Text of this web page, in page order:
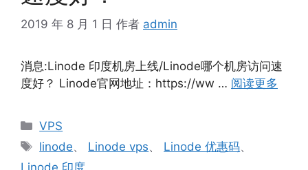
2019 年 8 月 1 日 作者 admin
消息:Linode 印度机房上线/Linode哪个机房访问速
度好？ Linode官网地址：https://ww … 阅读更多
分
类
VPS
标
签
linode、 Linode vps、 Linode 优惠码、
Linode 印度